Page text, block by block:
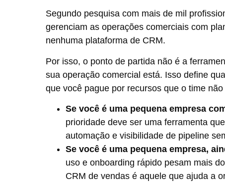
Segundo pesquisa com mais de mil
gerenciam as operações comerciais com
nenhuma plataforma de CRM.
Por isso, o ponto de partida não é a
sua operação comercial está. Isso define
que você pague por recursos que o time
Se você é uma pequena empresa
prioridade deve ser uma ferramenta
automação e visibilidade de pipeline
Se você é uma pequena empresa,
uso e onboarding rápido pesam mais
CRM de vendas é aquele que ajuda a